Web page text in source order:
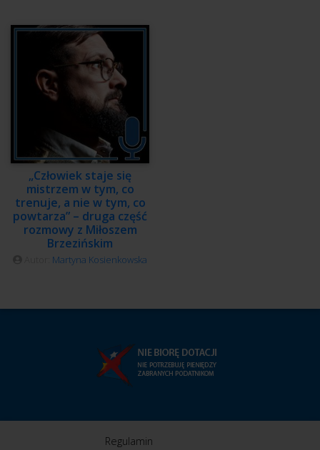
„Człowiek staje się
mistrzem w tym, co
trenuje, a nie w tym, co
powtarza” – druga część
rozmowy z Miłoszem
Brzezińskim
Martyna Kosienkowska
Regulamin